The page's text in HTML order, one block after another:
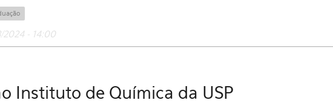
2024 - 14:00
Instituto de Química da USP